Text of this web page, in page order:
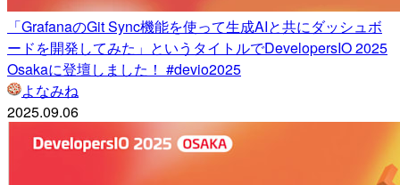
「GrafanaのGit Sync機能を使って生成AIと共にダッシュボ
ードを開発してみた」というタイトルでDevelopersIO 2025
Osakaに登壇しました！ #devio2025
よなみね
2025.09.06